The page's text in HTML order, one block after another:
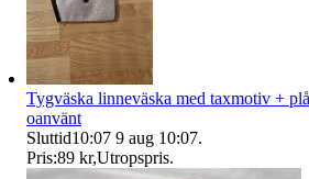
Tygväska linneväska med taxmotiv +
oanvänt
Sluttid10:07 9 aug 10:07.
Pris:89 kr,Utropspris.